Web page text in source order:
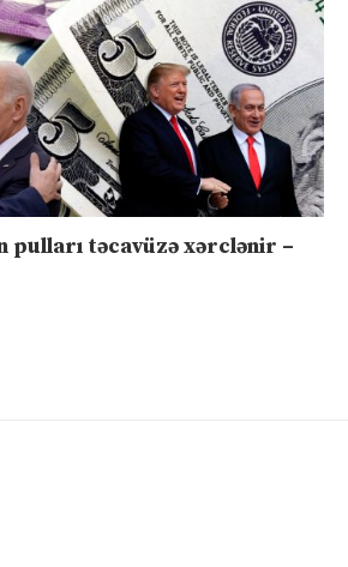
pulları təcavüzə xərclənir –